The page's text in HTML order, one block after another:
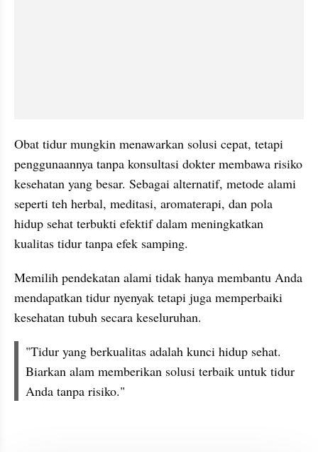
Obat tidur mungkin menawarkan solusi cepat, tetapi
penggunaannya tanpa konsultasi dokter membawa risiko
kesehatan yang besar. Sebagai alternatif, metode alami
seperti teh herbal, meditasi, aromaterapi, dan pola
hidup sehat terbukti efektif dalam meningkatkan
kualitas tidur tanpa efek samping.
Memilih pendekatan alami tidak hanya membantu Anda
mendapatkan tidur nyenyak tetapi juga memperbaiki
kesehatan tubuh secara keseluruhan.
"Tidur yang berkualitas adalah kunci hidup sehat.
Biarkan alam memberikan solusi terbaik untuk tidur
Anda tanpa risiko."